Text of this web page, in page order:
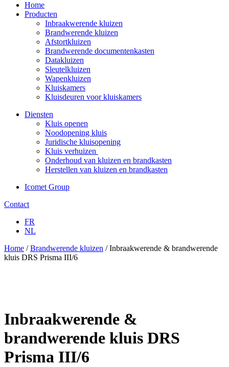
Home
Producten
Inbraakwerende kluizen
Brandwerende kluizen
Afstortkluizen
Brandwerende documentenkasten
Datakluizen
Sleutelkluizen
Wapenkluizen
Kluiskamers
Kluisdeuren voor kluiskamers
Diensten
Kluis openen
Noodopening kluis
Juridische kluisopening
Kluis verhuizen
Onderhoud van kluizen en brandkasten
Herstellen van kluizen en brandkasten
Icomet Group
Contact
FR
NL
Home /Brandwerende kluizen / Inbraakwerende & brandwerende
kluis DRS Prisma III/6
Inbraakwerende &
brandwerende kluis DRS
Prisma III/6